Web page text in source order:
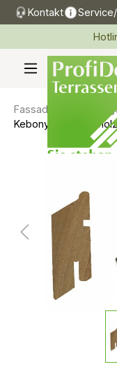
springen
Kontakt
Kebony Fassadenholz